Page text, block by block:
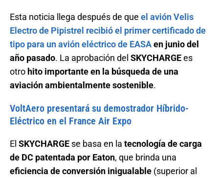
Esta noticia llega después de que el avión Velis
Electro de Pipistrel recibió el primer certificado de
tipo para un avión eléctrico de EASAen junio del
año pasado. La aprobación del SKYCHARGEes
otro hito importante en la búsqueda de una
aviación ambientalmente sostenible.
VoltAero presentará su demostrador Híbrido-
Eléctrico en el France Air Expo
El SKYCHARGE se basa en la tecnología de carga
de DC patentada por Eaton, que brinda una
eficiencia de conversión inigualable (superior al